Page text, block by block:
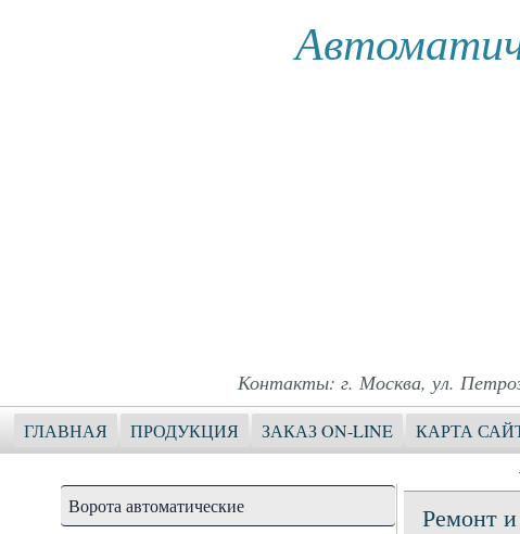
Контакты: г. Москва, ул.
ГЛАВНАЯ ПРОДУКЦИЯ ЗАКАЗ ON-LINE КАРТА
Ворота автоматические Ремонт и